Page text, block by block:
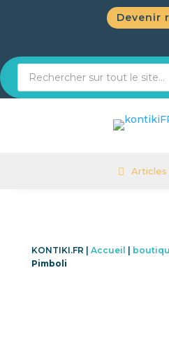
Devenir
Articles
KONTIKI.FR | Accueil
Pimboli